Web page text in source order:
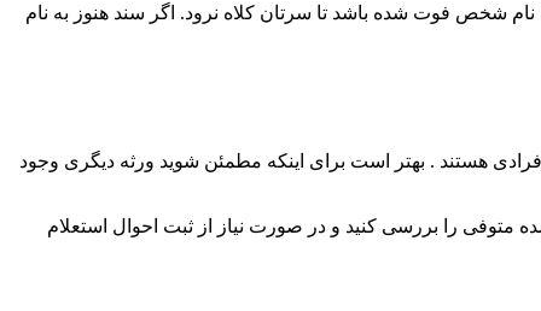
نام شخص فوت شده باشد تا سرتان کلاه نرود. اگر سند هنوز به نام
هستند . بهتر است برای اینکه مطمئن شوید ورثه دیگری وجود
را بررسی کنید و در صورت نیاز از ثبت احوال استعلام